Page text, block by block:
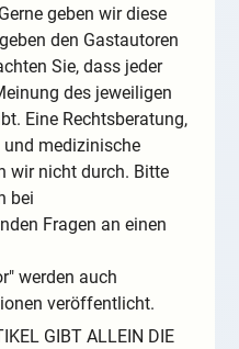
geben wir diese
den Gastautoren
Sie, dass jeder
des jeweiligen
Eine Rechtsberatung,
und medizinische
wir nicht durch. Bitte
bei
Fragen an einen
werden auch
veröffentlicht.
GIBT ALLEIN DIE